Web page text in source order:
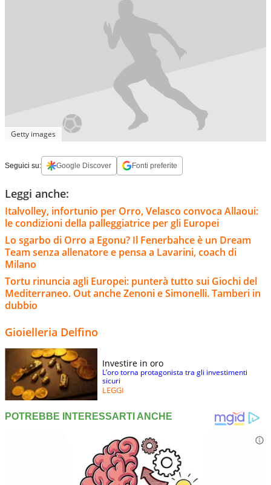
Getty images
Seguici su: Google Discover Fonti preferite
Leggi anche:
Italvolley, infortunio per Orro, Velasco convoca Allaoui:
le condizioni della palleggiatrice per gli Europei
Lo sgarbo di Orro a Egonu? Il Fenerbahce è un Dream
Team senza allenatore e pensa a Lavarini, coach di
Milano
Tortu rinuncia agli Europei: punterà tutto sui Giochi del
Mediterraneo. Out anche Zenoni e Simonelli. Tamberi in
dubbio
Gioielleria Delfino
Investire in oro
L’oro torna protagonista tra gli investimenti
sicuri
LEGGI